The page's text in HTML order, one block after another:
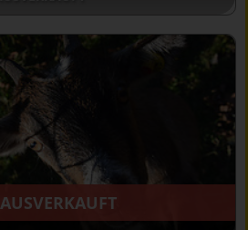
AUSVERKAUFT